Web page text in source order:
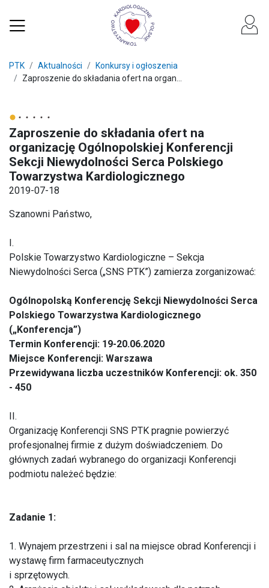
PTK Aktualności
Konkursy i ogłoszenia
Zaproszenie do składania ofert na organ...
Zaproszenie do składania ofert na
organizację Ogólnopolskiej Konferencji
Sekcji Niewydolności Serca Polskiego
Towarzystwa Kardiologicznego
2019-07-18
Szanowni Państwo,
I.
Polskie Towarzystwo Kardiologiczne – Sekcja
Niewydolności Serca („SNS PTK”) zamierza zorganizować:
Ogólnopolską Konferencję Sekcji Niewydolności Serca
Polskiego Towarzystwa Kardiologicznego
(„Konferencja”)
Termin Konferencji: 19-20.06.2020
Miejsce Konferencji: Warszawa
Przewidywana liczba uczestników Konferencji: ok. 350
- 450
II.
Organizację Konferencji SNS PTK pragnie powierzyć
profesjonalnej firmie z dużym doświadczeniem. Do
głównych zadań wybranego do organizacji Konferencji
podmiotu należeć będzie:
Zadanie 1:
1. Wynajem przestrzeni i sal na miejsce obrad Konferencji i
wystawę firm farmaceutycznych
i sprzętowych.